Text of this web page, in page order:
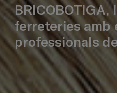
BRICOBOTIGA,
ferreteries amb
professionals